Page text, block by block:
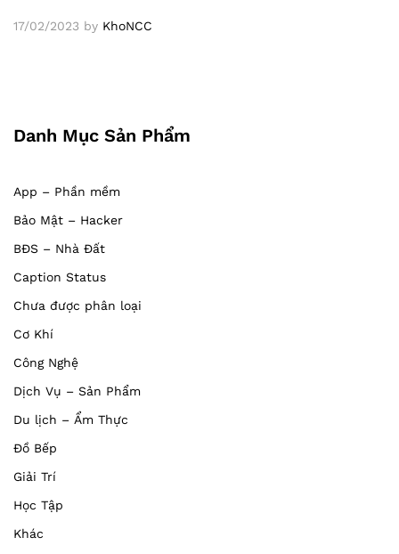
17/02/2023 by KhoNCC
Danh Mục Sản Phẩm
App – Phần mềm
Bảo Mật – Hacker
BĐS – Nhà Đất
Caption Status
Chưa được phân loại
Cơ Khí
Công Nghệ
Dịch Vụ – Sản Phẩm
Du lịch – Ẩm Thực
Đồ Bếp
Giải Trí
Học Tập
Khác